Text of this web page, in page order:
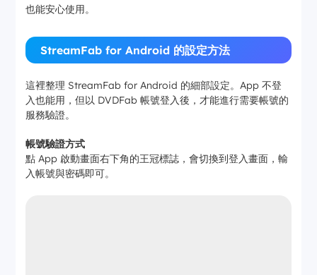
也能安心使用。
StreamFab for Android 的設定方法
這裡整理 StreamFab for Android 的細部設定。App 不登
入也能用，但以 DVDFab 帳號登入後，才能進行需要帳號的
服務驗證。
帳號驗證方式
點 App 啟動畫面右下角的王冠標誌，會切換到登入畫面，輸
入帳號與密碼即可。